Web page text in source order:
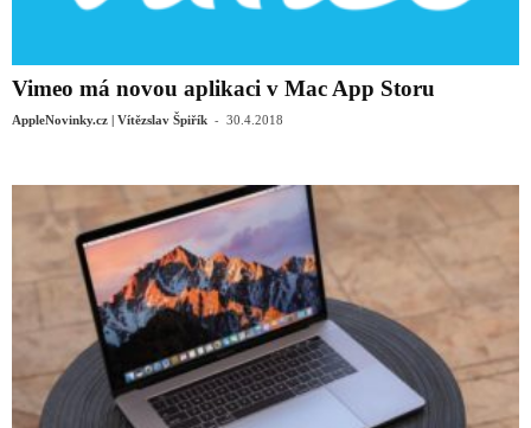
Vimeo má novou aplikaci v Mac App Storu
AppleNovinky.cz | Vítězslav Špiřík - 30.4.2018